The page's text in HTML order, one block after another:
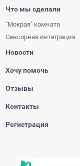
Что мы сделали
"Мокрая" комната
Сенсорная интеграция
Новости
Хочу помочь
Отзывы
Контакты
Регистрация